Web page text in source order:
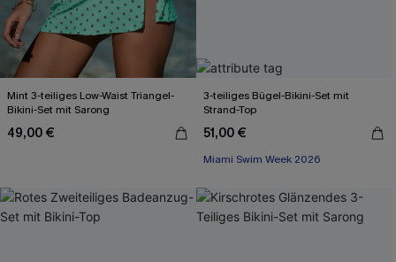
Mint 3-teiliges Low-Waist Triangel-
Bikini-Set mit Sarong
49,00 €
3-teiliges Bügel-Bikini-Set mit
Strand-Top
51,00 €
Miami Swim Week 2026